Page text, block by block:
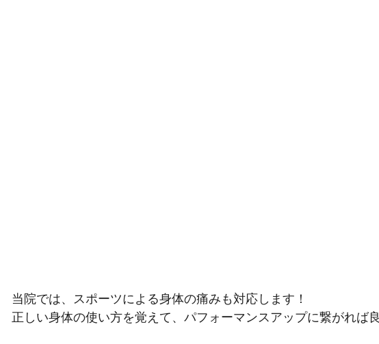
当院では、スポーツによる身体の痛みも対応します！
正しい身体の使い方を覚えて、パフォーマンスアップに繋がれば